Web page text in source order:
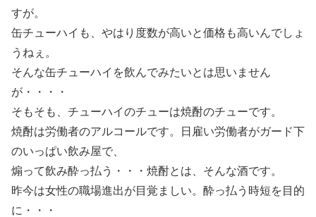
すが。
缶チューハイも、やはり度数が高いと価格も高いんでしょ
うねぇ。
そんな缶チューハイを飲んでみたいとは思いません
が・・・・
そもそも、チューハイのチューは焼酎のチューです。
焼酎は労働者のアルコールです。日雇い労働者がガード下
のいっぱい飲み屋で、
煽って飲み酔っ払う・・・焼酎とは、そんな酒です。
昨今は女性の職場進出が目覚ましい。酔っ払う時短を目的
に・・・